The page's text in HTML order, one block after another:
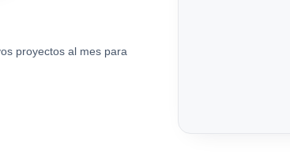
proyectos al mes para